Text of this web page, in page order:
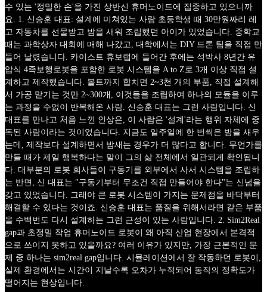
수 있는 '정밀한 손'을 가진 상반신 휴머노이드에 집중하고 있으니까
요. 1. 신승훈 대표: 설계에 미쳐있는 사람 초등학생 때 30만원짜리 레
고 자동차를 선물받고 밤을 새워 조립했던 아이가 있었습니다. 중학교
때는 과학상자 대회에 매해 나갔고, 대학에서는 DIY 드론 팀을 직접 만
들어 날렸습니다. 카이스트 휴보랩에 들어간 후에는 석박사 8년간 유
압식 4족보행로봇을 포함한 로봇 시스템을 A to Z로 3개 이상 직접 설
계하고 제작했습니다. 볼트까지 합치면 2~3천 개의 부품, 직접 설계해
서 가공 맡기는 것만 2~300개, 이것들을 조립하여 하나의 모듈을 이루
는 과정을 수없이 반복해온 사람. 신승훈 대표는 그런 사람입니다. 신
대표를 만나고 처음 느낀 인상은, 이 사람은 '설계'라는 행위 자체에 중
독된 사람이라는 것이었습니다. 지금도 일주일에 한 번씩은 밤을 새우
는데, 제작보다 설계하면서 밤새는 경우가 더 많다고 합니다. 무언가를
만들 때가 제일 행복하다는 말이 그의 삶 전체에서 일관되게 확인됩니
다. 대부분의 로봇 회사들이 구동기를 외부에서 사서 시스템을 조립하
는 반면, 신 대표는 "구동기부터 무조건 직접 만들어야 한다"는 신념을
갖고 있었습니다. 그래야 큰 로봇 시스템이 가지는 문제점을 바닥부터
해결할 수 있다는 것이죠. 신승훈 대표는 품질을 위해서라면 같은 부품
을 수백번도 다시 설계하는 그런 근성이 있는 사람입니다. 2. Sim2Real
gap과 초정밀 작업 휴머노이드 로봇이 왜 아직 산업 현장에서 본격적
으로 쓰이지 못하고 있을까요? 여러 이유가 있지만, 가장 근본적인 문
제 중 하나는 sim2real gap입니다. 시뮬레이션에서 잘 작동하던 로봇이,
실제 환경에서는 시간이 지날수록 오차가 누적되어 동작의 정확도가
떨어지는 현상입니다.